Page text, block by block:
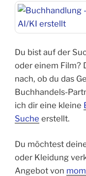
Du bist auf der
oder einem Film?
nach, ob du das
Buchhandels-
ich dir eine kleine
Suche erstellt.
Du möchtest
oder Kleidung
Angebot von